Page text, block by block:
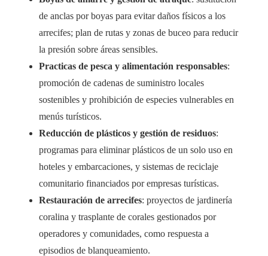
de anclas por boyas para evitar daños físicos a los
arrecifes; plan de rutas y zonas de buceo para reducir
la presión sobre áreas sensibles.
Practicas de pesca y alimentación responsables:
promoción de cadenas de suministro locales
sostenibles y prohibición de especies vulnerables en
menús turísticos.
Reducción de plásticos y gestión de residuos:
programas para eliminar plásticos de un solo uso en
hoteles y embarcaciones, y sistemas de reciclaje
comunitario financiados por empresas turísticas.
Restauración de arrecifes: proyectos de jardinería
coralina y trasplante de corales gestionados por
operadores y comunidades, como respuesta a
episodios de blanqueamiento.